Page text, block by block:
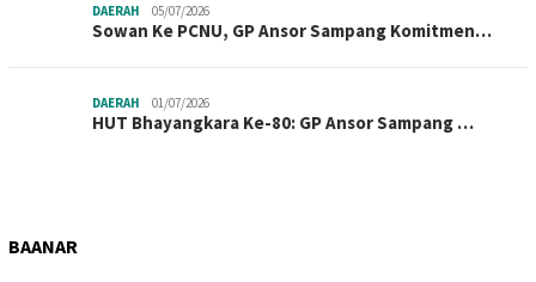
DAERAH 05/07/2026
Sowan Ke PCNU, GP Ansor Sampang Komitmen…
DAERAH 01/07/2026
HUT Bhayangkara Ke-80: GP Ansor Sampang …
BAANAR